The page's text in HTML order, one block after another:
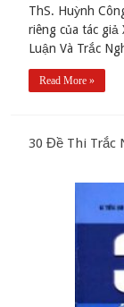
ThS. Huỳnh
riêng của tác giả
Luận Và Trắc
Read More »
30 Đề Thi Trắc